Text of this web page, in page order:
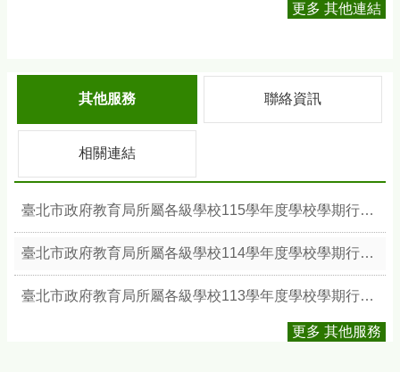
更多 其他連結
其他服務 聯絡資訊
相關連結
臺北市政府教育局所屬各級學校115學年度學校學期行事簡曆
臺北市政府教育局所屬各級學校114學年度學校學期行事簡曆
臺北市政府教育局所屬各級學校113學年度學校學期行事簡曆
更多 其他服務